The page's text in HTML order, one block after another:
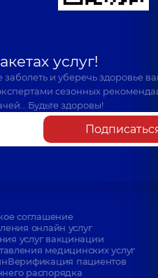
услуг!
и уберечь здоровье
сезонных
Будьте здоровы!
соглашение
онлайн услуг
услуг вакцинации
медицинских услуг
Верификация пациентов
распорядка